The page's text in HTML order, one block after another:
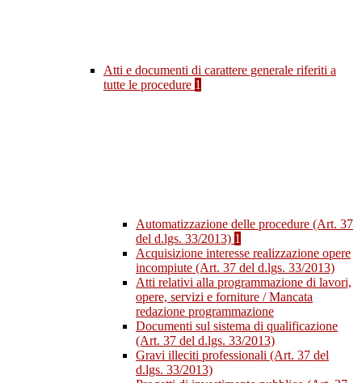
Atti e documenti di carattere generale riferiti a
tutte le procedure 1
Automatizzazione delle procedure (Art. 37
del d.lgs. 33/2013) 1
Acquisizione interesse realizzazione opere
incompiute (Art. 37 del d.lgs. 33/2013)
Atti relativi alla programmazione di lavori,
opere, servizi e forniture / Mancata
redazione programmazione
Documenti sul sistema di qualificazione
(Art. 37 del d.lgs. 33/2013)
Gravi illeciti professionali (Art. 37 del
d.lgs. 33/2013)